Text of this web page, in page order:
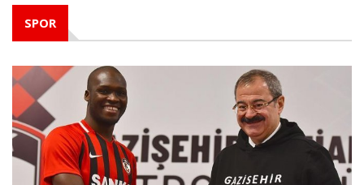
YÖNETİMLER
POLİTİKA
RÖPORTAJLAR
SPOR